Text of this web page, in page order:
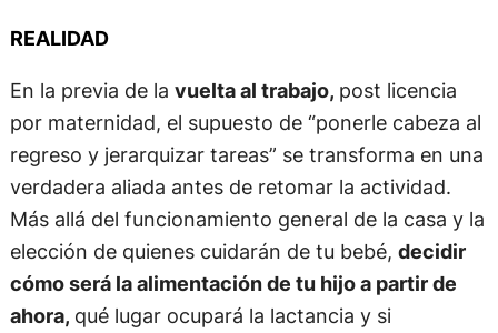
REALIDAD
En la previa de la vuelta al trabajo, post licencia
por maternidad, el supuesto de “ponerle cabeza al
regreso y jerarquizar tareas” se transforma en una
verdadera aliada antes de retomar la actividad.
Más allá del funcionamiento general de la casa y la
elección de quienes cuidarán de tu bebé, decidir
cómo será la alimentación de tu hijo a partir de
ahora, qué lugar ocupará la lactancia y si